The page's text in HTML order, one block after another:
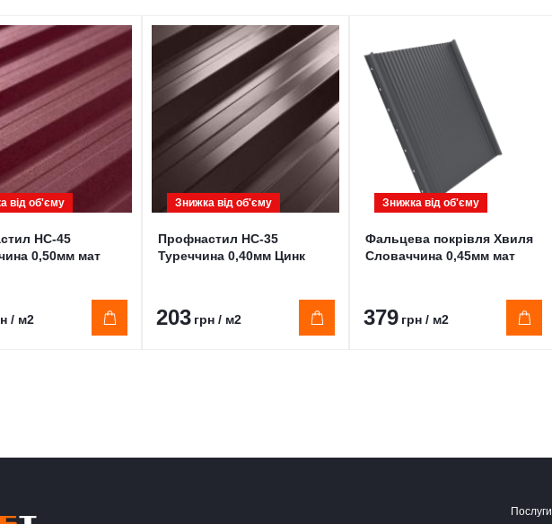
від обʹєму
НС-45
0,50мм мат
/ м2
Знижка від обʹєму
Профнастил НС-35
Туреччина 0,40мм Цинк
203 грн / м2
Знижка від обʹєму
Фальцева покрівля Хвиля
Словаччина 0,45мм мат
379 грн / м2
Послуги